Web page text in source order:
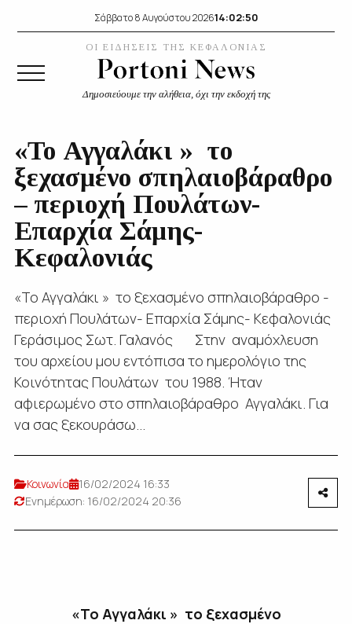
Σάββατο 8 Αυγούστου 202614:02:51
ΟΙ ΕΙΔΗΣΕΙΣ ΤΗΣ ΚΕΦΑΛΟΝΙΑΣ
Δημοσιεύουμε την αλήθεια, όχι την εκδοχή της
«Το Αγγαλάκι » το
ξεχασμένο σπηλαιοβάραθρο
– περιοχή Πουλάτων-
Επαρχία Σάμης-
Κεφαλονιάς
«Το Αγγαλάκι » το ξεχασμένο σπηλαιοβάραθρο -
περιοχή Πουλάτων- Επαρχία Σάμης- Κεφαλονιάς
Γεράσιμος Σωτ. Γαλανός Στην αναμόχλευση
του αρχείου μου εντόπισα το ημερολόγιο της
Κοινότητας Πουλάτων του 1988. Ήταν
αφιερωμένο στο σπηλαιοβάραθρο Αγγαλάκι. Για
να σας ξεκουράσω...
Κοινωνία
16/02/2024 16:33
Ενημέρωση: 16/02/2024 20:36
«Το Αγγαλάκι » το ξεχασμένο